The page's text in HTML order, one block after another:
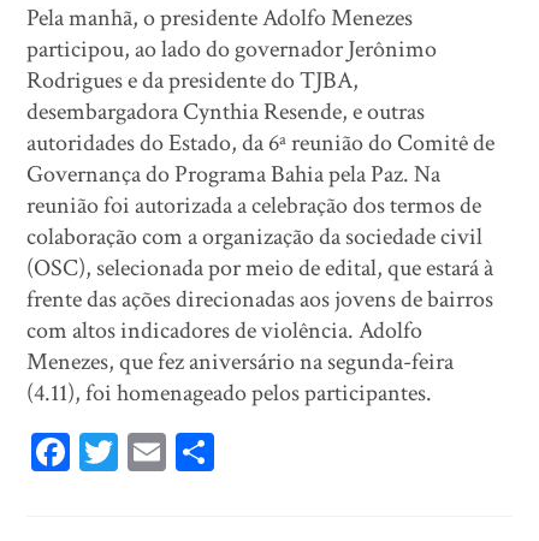
Pela manhã, o presidente Adolfo Menezes
participou, ao lado do governador Jerônimo
Rodrigues e da presidente do TJBA,
desembargadora Cynthia Resende, e outras
autoridades do Estado, da 6ª reunião do Comitê de
Governança do Programa Bahia pela Paz. Na
reunião foi autorizada a celebração dos termos de
colaboração com a organização da sociedade civil
(OSC), selecionada por meio de edital, que estará à
frente das ações direcionadas aos jovens de bairros
com altos indicadores de violência. Adolfo
Menezes, que fez aniversário na segunda-feira
(4.11), foi homenageado pelos participantes.
Fa T E